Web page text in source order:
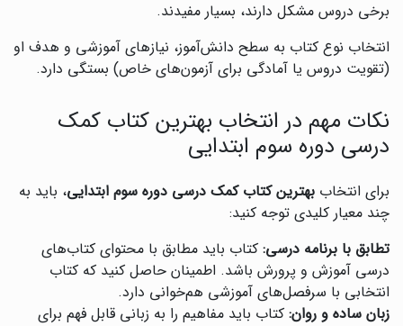
برخی دروس مشکل دارند، بسیار مفیدند.
انتخاب نوع کتاب به سطح دانش‌آموز، نیازهای آموزشی و هدف او
(تقویت دروس یا آمادگی برای آزمون‌های خاص) بستگی دارد.
نکات مهم در انتخاب بهترین کتاب کمک
درسی دوره سوم ابتدایی
برای انتخاب بهترین کتاب کمک درسی دوره سوم ابتدایی، باید به
چند معیار کلیدی توجه کنید:
تطابق با برنامه درسی: کتاب باید مطابق با محتوای کتاب‌های
درسی آموزش و پرورش باشد. اطمینان حاصل کنید که کتاب
انتخابی با سرفصل‌های آموزشی هم‌خوانی دارد.
زبان ساده و روان: کتاب باید مفاهیم را به زبانی قابل فهم برای